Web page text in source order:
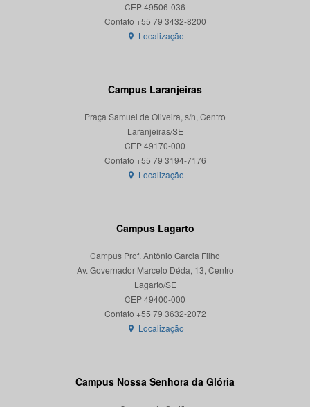
CEP 49506-036
Localização
Campus Laranjeiras
Praça Samuel de Oliveira, s/n, Centro
Laranjeiras/SE
CEP 49170-000
Localização
Campus Lagarto
Campus Prof. Antônio Garcia Filho
Av. Governador Marcelo Déda, 13, Centro
Lagarto/SE
CEP 49400-000
Localização
Campus Nossa Senhora da Glória